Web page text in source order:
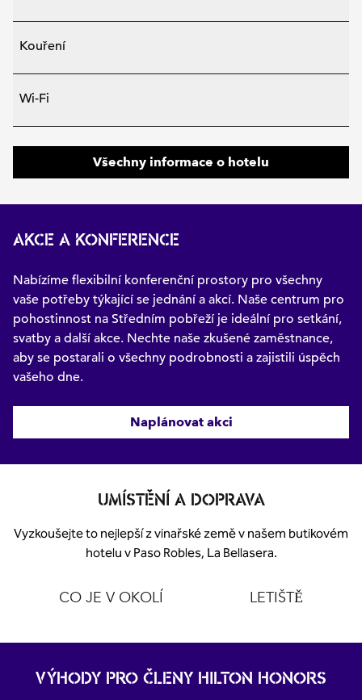
Kouření
Wi-Fi
Všechny informace o hotelu
AKCE A KONFERENCE
Nabízíme flexibilní konferenční prostory pro všechny
vaše potřeby týkající se jednání a akcí. Naše centrum pro
pohostinnost na Středním pobřeží je ideální pro setkání,
svatby a další akce. Nechte naše zkušené zaměstnance,
aby se postarali o všechny podrobnosti a zajistili úspěch
vašeho dne.
Naplánovat akci
UMÍSTĚNÍ A DOPRAVA
Vyzkoušejte to nejlepší z vinařské země v našem butikovém
hotelu v Paso Robles, La Bellasera.
CO JE V OKOLÍ LETIŠTĚ
VÝHODY PRO ČLENY HILTON HONORS